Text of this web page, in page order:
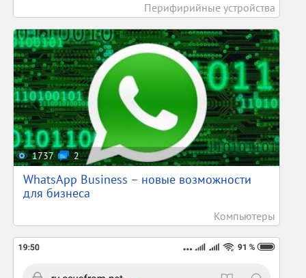
Перифирийные устройства
1737 2
WhatsApp Business – новые возможности
для бизнеса
Компьютеры